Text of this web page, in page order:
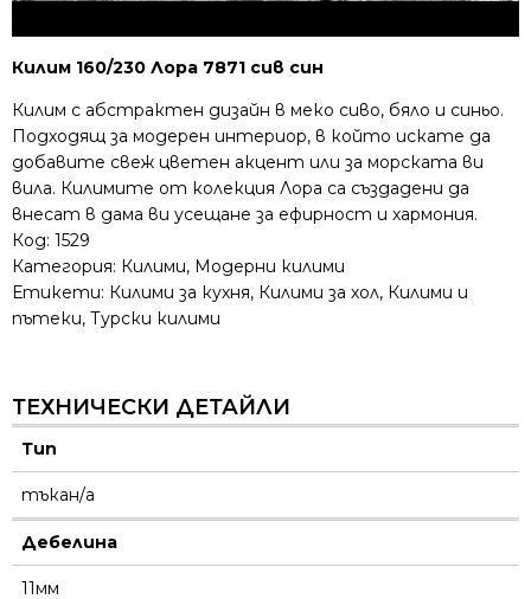
Килим 160/230 Лора 7871 сив син
Килим с абстрактен дизайн в меко сиво, бяло и синьо.
Подходящ за модерен интериор, в който искате да
добавите свеж цветен акцент или за морската ви
вила. Килимите от колекция Лора са създадени да
внесат в дама ви усещане за ефирност и хармония.
Код: 1529
Категория: Килими, Модерни килими
Етикети: Килими за кухня, Килими за хол, Килими и
пътеки, Турски килими
ТЕХНИЧЕСКИ ДЕТАЙЛИ
Тип
тъкан/а
Дебелина
11мм